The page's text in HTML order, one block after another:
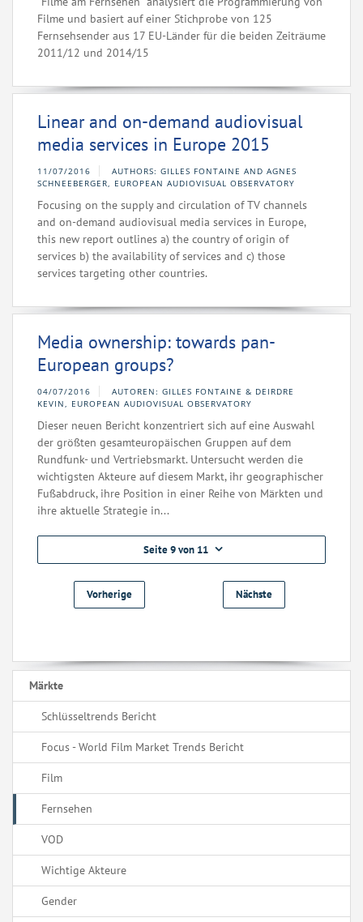
Filme und basiert auf einer Stichprobe von 125
Fernsehsender aus 17 EU-Länder für die beiden Zeiträume
2011/12 und 2014/15
Linear and on-demand audiovisual
media services in Europe 2015
11/07/2016
AUTHORS: GILLES FONTAINE AND AGNES
SCHNEEBERGER, EUROPEAN AUDIOVISUAL OBSERVATORY
Focusing on the supply and circulation of TV channels
and on-demand audiovisual media services in Europe,
this new report outlines a) the country of origin of
services b) the availability of services and c) those
services targeting other countries.
Media ownership: towards pan-
European groups?
04/07/2016
AUTOREN: GILLES FONTAINE & DEIRDRE
KEVIN, EUROPEAN AUDIOVISUAL OBSERVATORY
Dieser neuen Bericht konzentriert sich auf eine Auswahl
der größten gesamteuropäischen Gruppen auf dem
Rundfunk- und Vertriebsmarkt. Untersucht werden die
wichtigsten Akteure auf diesem Markt, ihr geographischer
Fußabdruck, ihre Position in einer Reihe von Märkten und
ihre aktuelle Strategie in...
Seite 9 von 11
Vorherige Nächste
Märkte
Schlüsseltrends Bericht
Focus - World Film Market Trends Bericht
Film
Fernsehen
VOD
Wichtige Akteure
Gender